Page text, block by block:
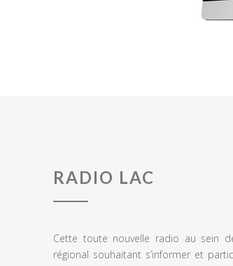
RADIO LAC
Cette toute nouvelle radio au sein
régional souhaitant s’informer et